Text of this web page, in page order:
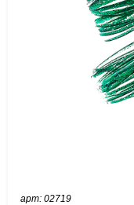
арт: 02719